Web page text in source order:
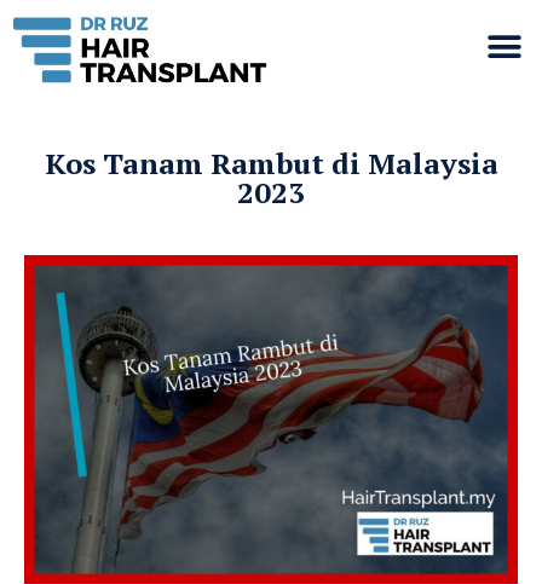
Kos Tanam Rambut di Malaysia
2023